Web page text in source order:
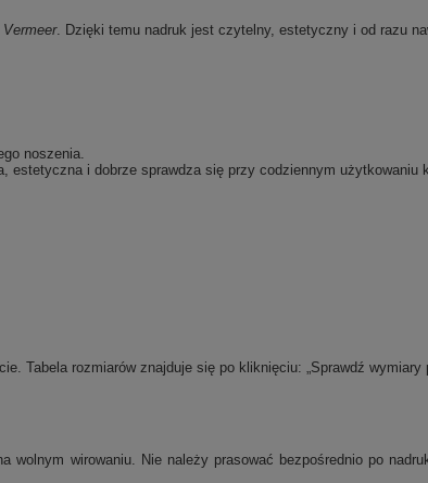
. Dzięki temu nadruk jest czytelny, estetyczny i od razu
noszenia.
estetyczna i dobrze sprawdza się przy codziennym użytkowaniu
Tabela rozmiarów znajduje się po kliknięciu: „Sprawdź wymiary
wolnym wirowaniu. Nie należy prasować bezpośrednio po